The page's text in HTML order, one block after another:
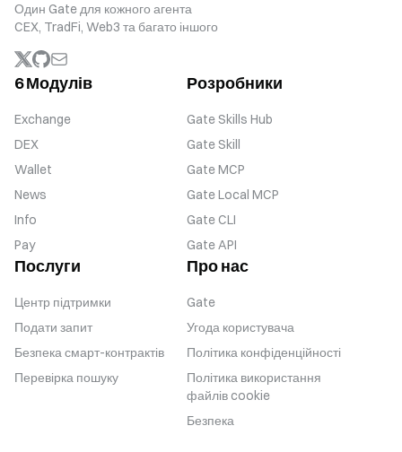
Один Gate для кожного агента
CEX, TradFi, Web3 та багато іншого
6 Модулів
Exchange
DEX
Wallet
News
Info
Pay
Розробники
Gate Skills Hub
Gate Skill
Gate MCP
Gate Local MCP
Gate CLI
Gate API
Послуги
Центр підтримки
Подати запит
Безпека смарт-контрактів
Перевірка пошуку
Про нас
Gate
Угода користувача
Політика конфіденційності
Політика використання
файлів cookie
Безпека